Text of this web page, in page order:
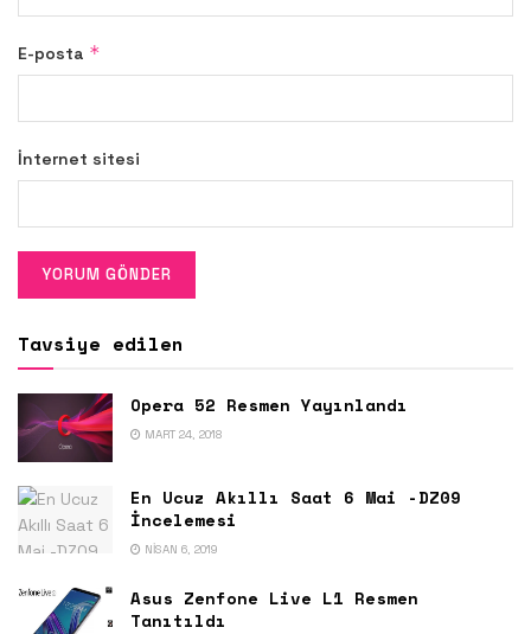
E-posta *
İnternet sitesi
Tavsiye edilen
Opera 52 Resmen Yayınlandı
MART 24, 2018
En Ucuz Akıllı Saat 6 Mai -DZ09
İncelemesi
NISAN 6, 2019
Asus Zenfone Live L1 Resmen
Tanıtıldı